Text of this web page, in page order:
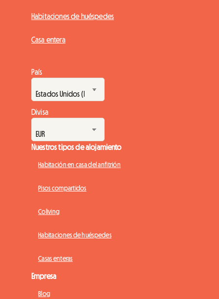
Habitaciones de huéspedes
Casa entera
País
Divisa
Nuestros tipos de alojamiento
Habitación en casa del anfitrión
Pisos compartidos
Coliving
Habitaciones de huéspedes
Casas enteras
Empresa
Blog